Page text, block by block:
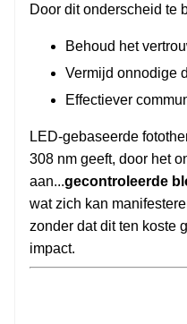
Door dit onderscheid te
Behoud het
Vermijd onnodige
Effectiever
LED-gebaseerde
308 nm geeft, door het
aan...gecontroleerde
wat zich kan
zonder dat dit ten koste
impact.